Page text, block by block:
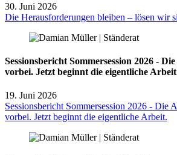
30. Juni 2026
Die Herausforderungen bleiben – lösen wir
Sessionsbericht Sommersession 2026 -
vorbei. Jetzt beginnt die eigentliche
19. Juni 2026
Sessionsbericht Sommersession 2026 - Die
vorbei. Jetzt beginnt die eigentliche Arbeit.